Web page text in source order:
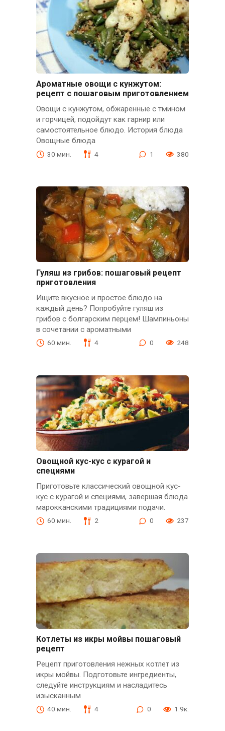
Ароматные овощи с кунжутом:
рецепт с пошаговым приготовлением
Овощи с кунжутом, обжаренные с тмином
и горчицей, подойдут как гарнир или
самостоятельное блюдо. История блюда
Овощные блюда
30 мин. 4 1 380
Гуляш из грибов: пошаговый рецепт
приготовления
Ищите вкусное и простое блюдо на
каждый день? Попробуйте гуляш из
грибов с болгарским перцем! Шампиньоны
в сочетании с ароматными
60 мин. 4 0 248
Овощной кус-кус с курагой и
специями
Приготовьте классический овощной кус-
кус с курагой и специями, завершая блюда
марокканскими традициями подачи.
60 мин. 2 0 237
Котлеты из икры мойвы пошаговый
рецепт
Рецепт приготовления нежных котлет из
икры мойвы. Подготовьте ингредиенты,
следуйте инструкциям и насладитесь
изысканным
40 мин. 4 0 1.9к.